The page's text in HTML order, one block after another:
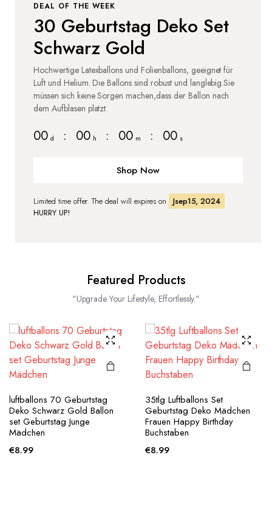
DEAL OF THE WEEK
30 Geburtstag Deko Set
Schwarz Gold
Hochwertige Latexballons und Folienballons, geeignet für
Luft und Helium. Die Ballons sind robust und langlebig.Sie
müssen sich keine Sorgen machen,dass der Ballon nach
dem Aufblasen platzt.
00 d : 00 h : 00 m : 00 s
Shop Now
Limited time offer. The deal will expires on
Jsep15, 2024
HURRY UP!
Featured Products
"Upgrade Your Lifestyle, Effortlessly."
luftballons 70 Geburtstag
Deko Schwarz Gold Ballon
set Geburtstag Junge
Mädchen
€8.99
35tlg Luftballons Set
Geburtstag Deko Mädchen
Frauen Happy Birthday
Buchstaben
€8.99